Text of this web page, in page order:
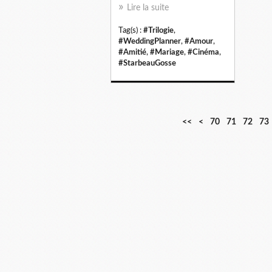
Lire la suite
Tag(s) : #Trilogie,
#WeddingPlanner, #Amour,
#Amitié, #Mariage, #Cinéma,
#StarbeauGosse
<< <
1
2
3
4
5
6
70 71 72 73